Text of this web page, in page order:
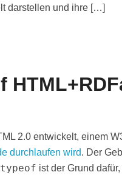
darstellen und ihre […]
2.0 entwickelt, einem
durchlaufen wird. Der
ist der Grund